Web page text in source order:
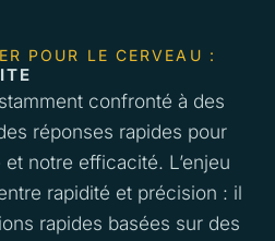
POUR LE CERVEAU :
confronté à des
réponses rapides pour
notre efficacité. L’enjeu
rapidité et précision : il
rapides basées sur des